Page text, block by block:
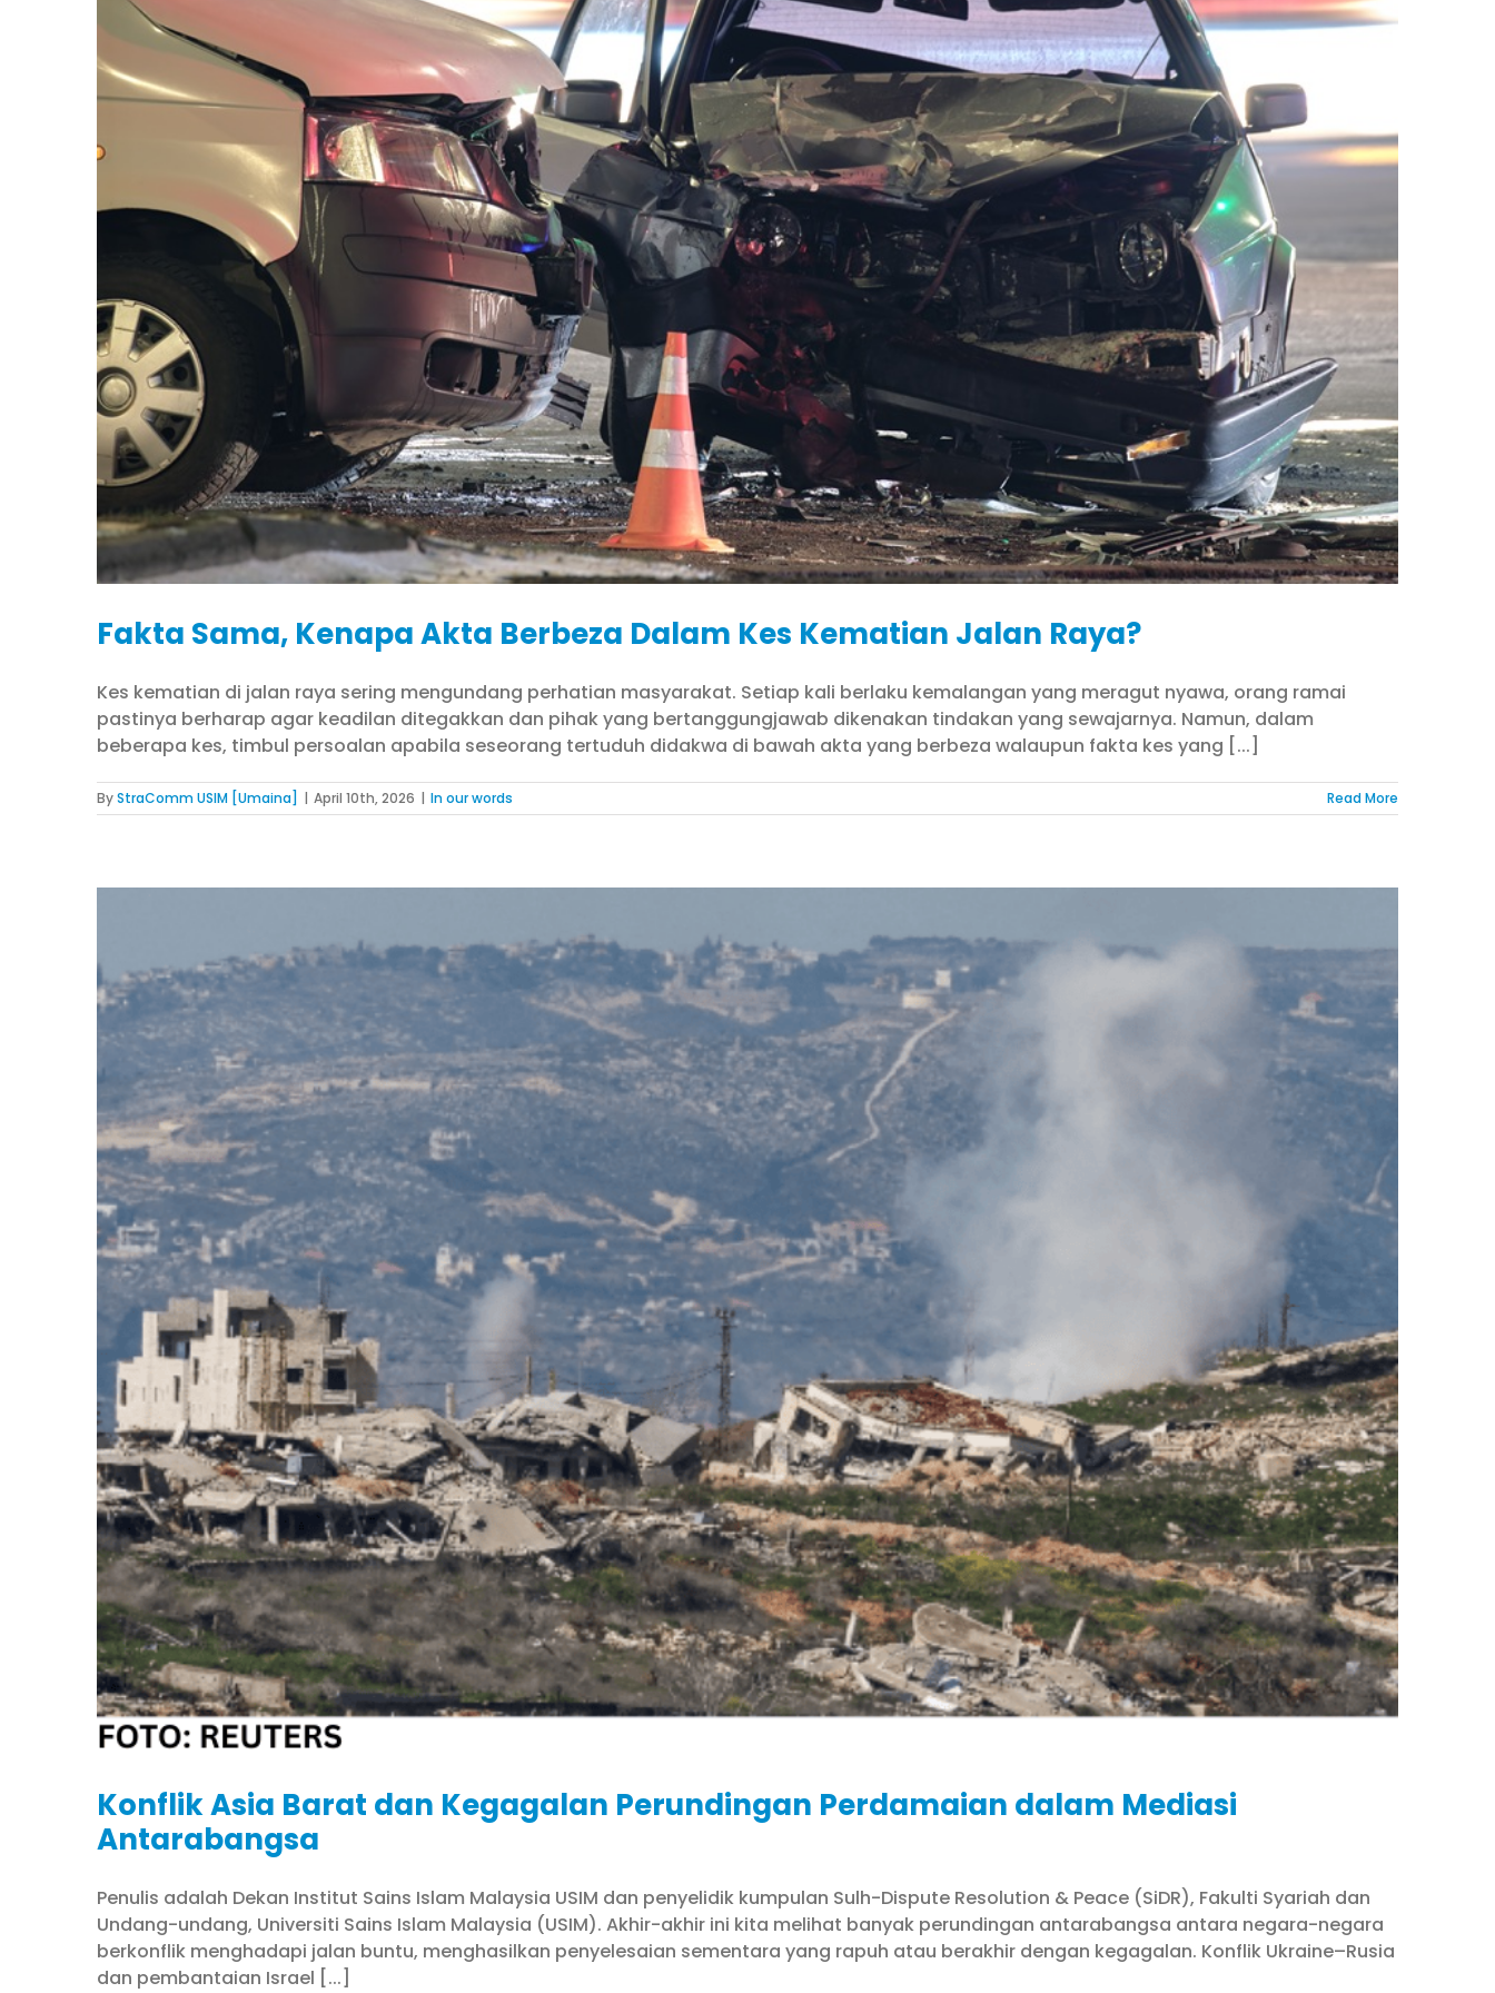
Fakta Sama, Kenapa Akta Berbeza Dalam Kes Kematian Jalan Raya?
Kes kematian di jalan raya sering mengundang perhatian masyarakat. Setiap kali berlaku kemalangan yang meragut nyawa, orang ramai
pastinya berharap agar keadilan ditegakkan dan pihak yang bertanggungjawab dikenakan tindakan yang sewajarnya. Namun, dalam
beberapa kes, timbul persoalan apabila seseorang tertuduh didakwa di bawah akta yang berbeza walaupun fakta kes yang [...]
ByStraComm USIM [Umaina] | April 10th, 2026 | In our words Read More
Konflik Asia Barat dan Kegagalan Perundingan Perdamaian dalam Mediasi
Antarabangsa
Penulis adalah Dekan Institut Sains Islam Malaysia USIM dan penyelidik kumpulan Sulh-Dispute Resolution & Peace (SiDR), Fakulti Syariah dan
Undang-undang, Universiti Sains Islam Malaysia (USIM). Akhir-akhir ini kita melihat banyak perundingan antarabangsa antara negara-negara
berkonflik menghadapi jalan buntu, menghasilkan penyelesaian sementara yang rapuh atau berakhir dengan kegagalan. Konflik Ukraine–Rusia
dan pembantaian Israel [...]